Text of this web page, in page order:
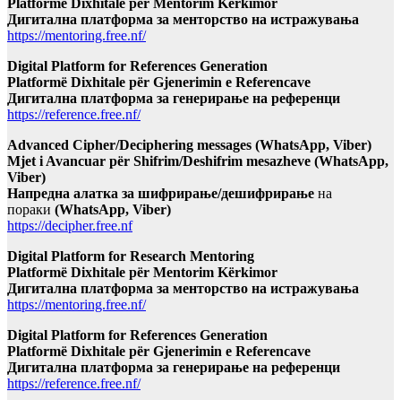
Platformë Dixhitale për Mentorim Kërkimor
Дигитална платформа за менторство на истражувања
https://mentoring.free.nf/
Digital Platform for References Generation
Platformë Dixhitale për Gjenerimin e Referencave
Дигитална платформа за генерирање на референци
https://reference.free.nf/
Advanced Cipher/Deciphering messages (WhatsApp, Viber)
Mjet i Avancuar për Shifrim/Deshifrim mesazheve (WhatsApp,
Viber)
Напредна алатка за шифрирање/дешифрирање на
пораки (WhatsApp, Viber)
https://decipher.free.nf
Digital Platform for Research Mentoring
Platformë Dixhitale për Mentorim Kërkimor
Дигитална платформа за менторство на истражувања
https://mentoring.free.nf/
Digital Platform for References Generation
Platformë Dixhitale për Gjenerimin e Referencave
Дигитална платформа за генерирање на референци
https://reference.free.nf/